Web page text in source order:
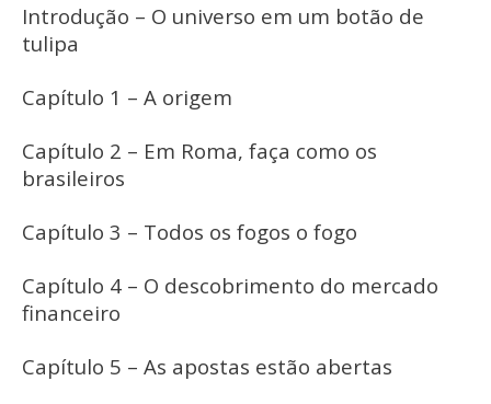
Introdução – O universo em um botão de
tulipa
Capítulo 1 – A origem
Capítulo 2 – Em Roma, faça como os
brasileiros
Capítulo 3 – Todos os fogos o fogo
Capítulo 4 – O descobrimento do mercado
financeiro
Capítulo 5 – As apostas estão abertas